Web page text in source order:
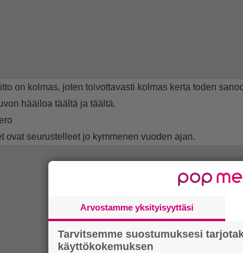
on kolmas, joten toivottavasti kolmas kerta toden
hääiloa täältä ja täältä.
ovat seurustelleet jo kymmenen vuoden ajan.
Arvostamme yksityisyyttäsi
Tarvitsemme suostumuksesi
käyttökokemuksen